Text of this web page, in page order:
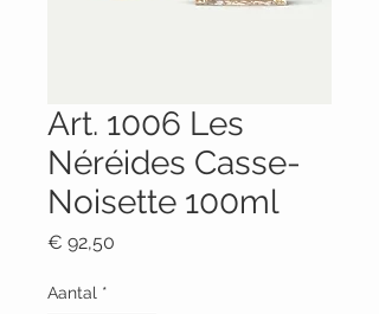
Art. 1006 Les
Néréides Casse-
Noisette 100ml
€ 92,50
Aantal *